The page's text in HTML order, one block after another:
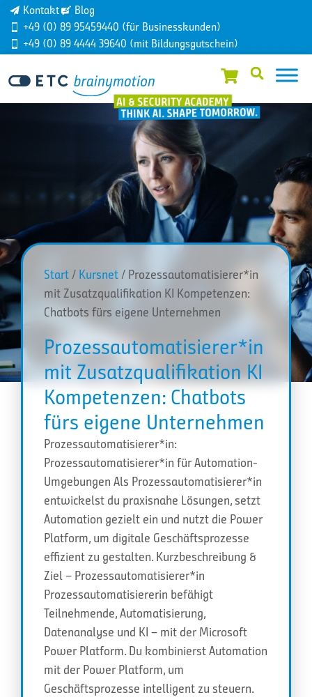
Kontakt
Blog
+49 (0) 89 95459440 (für Businesskunden)
+49 (0) 89 4444 39640 (mit Bildungsgutschein)
Start / Kursnet/ Prozessautomatisierer*in
mit Zusatzqualifikation KI Kompetenzen:
Chatbots fürs eigene Unternehmen
Prozessautomatisierer*in
mit Zusatzqualifikation KI
Kompetenzen: Chatbots
fürs eigene Unternehmen
Prozessautomatisierer*in:
Prozessautomatisierer*in für Automation-
Umgebungen Als Prozessautomatisierer*in
entwickelst du praxisnahe Lösungen, setzt
Automation gezielt ein und nutzt die Power
Platform, um digitale Geschäftsprozesse
effizient zu gestalten. Kurzbeschreibung &
Ziel – Prozessautomatisierer*in
Prozessautomatisiererin befähigt
Teilnehmende, Automatisierung,
Datenanalyse und KI – mit der Microsoft
Power Platform. Du kombinierst Automation
mit der Power Platform, um
Geschäftsprozesse intelligent zu steuern.